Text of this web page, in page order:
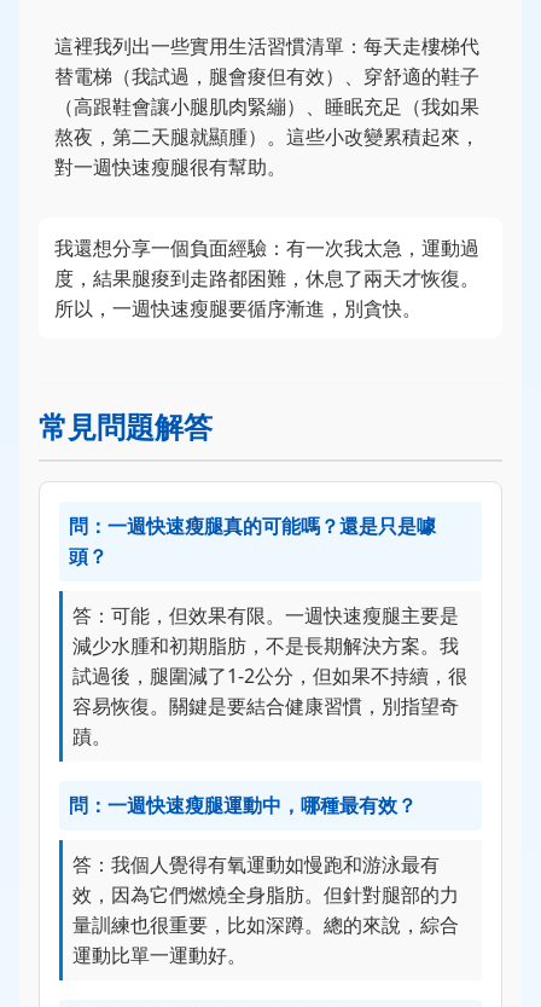
這裡我列出一些實用生活習慣清單：每天走樓梯代
替電梯（我試過，腿會痠但有效）、穿舒適的鞋子
（高跟鞋會讓小腿肌肉緊繃）、睡眠充足（我如果
熬夜，第二天腿就顯腫）。這些小改變累積起來，
對一週快速瘦腿很有幫助。
我還想分享一個負面經驗：有一次我太急，運動過
度，結果腿痠到走路都困難，休息了兩天才恢復。
所以，一週快速瘦腿要循序漸進，別貪快。
常見問題解答
問：一週快速瘦腿真的可能嗎？還是只是噱
頭？
答：可能，但效果有限。一週快速瘦腿主要是
減少水腫和初期脂肪，不是長期解決方案。我
試過後，腿圍減了1-2公分，但如果不持續，很
容易恢復。關鍵是要結合健康習慣，別指望奇
蹟。
問：一週快速瘦腿運動中，哪種最有效？
答：我個人覺得有氧運動如慢跑和游泳最有
效，因為它們燃燒全身脂肪。但針對腿部的力
量訓練也很重要，比如深蹲。總的來說，綜合
運動比單一運動好。